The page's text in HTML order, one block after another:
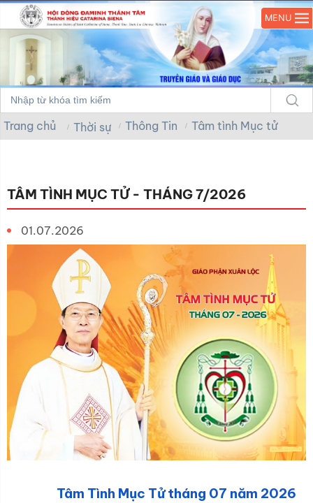
MENU
Trang chủ Thời sự Thông Tin Tâm tình Mục tử
TÂM TÌNH MỤC TỬ - THÁNG 7/2026
01.07.2026
Tâm Tình Mục Tử tháng 07 năm 2026